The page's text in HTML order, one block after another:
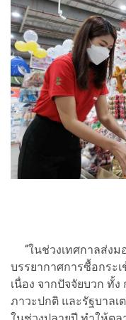
“ในช่วงเทศกาลส่ง
บรรยากาศการซื้อกระ
เนื่อง จากปัจจัยบวก ทั้
ภาวะปกติ และรัฐบาลเ